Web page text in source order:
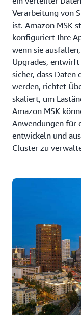
Verarbeitung von
ist. Amazon MSK
konfiguriert Ihre
wenn sie
Upgrades,
sicher, dass
werden, richtet
skaliert, um
Amazon MSK
Anwendungen für
entwickeln und
Cluster zu